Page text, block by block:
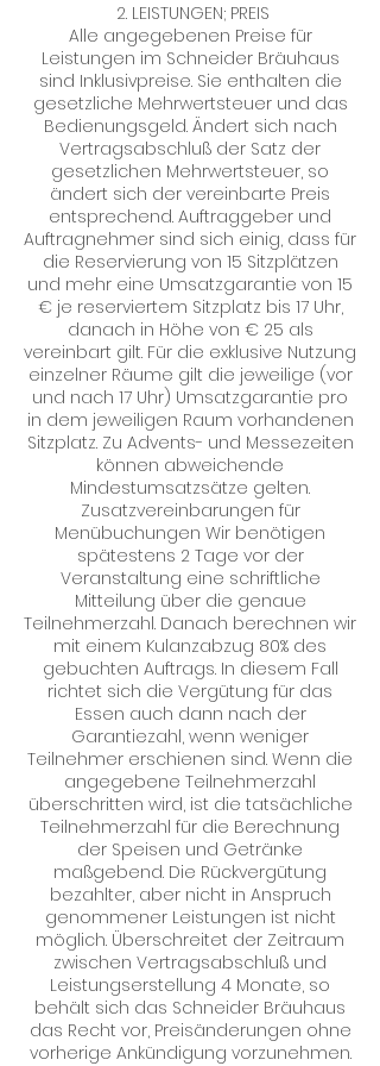
2. LEISTUNGEN; PREIS
Alle angegebenen Preise für
Leistungen im Schneider Bräuhaus
sind Inklusivpreise. Sie enthalten die
gesetzliche Mehrwertsteuer und das
Bedienungsgeld. Ändert sich nach
Vertragsabschluß der Satz der
gesetzlichen Mehrwertsteuer, so
ändert sich der vereinbarte Preis
entsprechend. Auftraggeber und
Auftragnehmer sind sich einig, dass für
die Reservierung von 15 Sitzplätzen
und mehr eine Umsatzgarantie von 15
€ je reserviertem Sitzplatz bis 17 Uhr,
danach in Höhe von € 25 als
vereinbart gilt. Für die exklusive Nutzung
einzelner Räume gilt die jeweilige (vor
und nach 17 Uhr) Umsatzgarantie pro
in dem jeweiligen Raum vorhandenen
Sitzplatz. Zu Advents- und Messezeiten
können abweichende
Mindestumsatzsätze gelten.
Zusatzvereinbarungen für
Menübuchungen Wir benötigen
spätestens 2 Tage vor der
Veranstaltung eine schriftliche
Mitteilung über die genaue
Teilnehmerzahl. Danach berechnen wir
mit einem Kulanzabzug 80% des
gebuchten Auftrags. In diesem Fall
richtet sich die Vergütung für das
Essen auch dann nach der
Garantiezahl, wenn weniger
Teilnehmer erschienen sind. Wenn die
angegebene Teilnehmerzahl
überschritten wird, ist die tatsächliche
Teilnehmerzahl für die Berechnung
der Speisen und Getränke
maßgebend. Die Rückvergütung
bezahlter, aber nicht in Anspruch
genommener Leistungen ist nicht
möglich. Überschreitet der Zeitraum
zwischen Vertragsabschluß und
Leistungserstellung 4 Monate, so
behält sich das Schneider Bräuhaus
das Recht vor, Preisänderungen ohne
vorherige Ankündigung vorzunehmen.